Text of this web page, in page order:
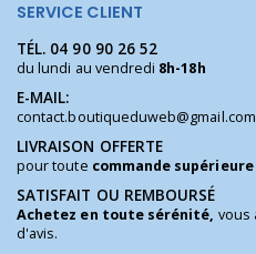
SERVICE CLIENT
TÉL. 04 90 90 26 52
du lundi au vendredi 8h-18h
E-MAIL:
contact.boutiqueduweb@gmail.com
LIVRAISON OFFERTE
pour toute commande supérieure
SATISFAIT OU REMBOURSÉ
Achetez en toute sérénité, vous
d'avis.